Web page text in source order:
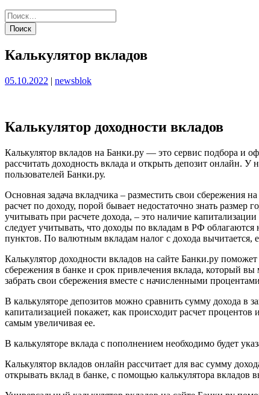
Калькулятор вкладов
Опубликовано
05.10.2022 | Опубликовано
newsblok
Калькулятор доходности вкладов
Калькулятор вкладов на Банки.ру — это сервис подбора и
рассчитать доходность вклада и открыть депозит онлайн.
пользователей Банки.ру.
Основная задача вкладчика – разместить свои сбережения
расчет по доходу, порой бывает недостаточно знать
учитывать при расчете дохода, – это наличие
следует учитывать, что доходы по вкладам в РФ
пунктов. По валютным вкладам налог с дохода вычитается,
Калькулятор доходности вкладов на сайте Банки.ру
сбережения в банке и срок привлечения вклада, который
забрать свои сбережения вместе с начисленными
В калькуляторе депозитов можно сравнить сумму дохода в
капитализацией покажет, как происходит расчет
самым увеличивая ее.
В калькуляторе вклада с пополнением необходимо будет
Калькулятор вкладов онлайн рассчитает для вас сумму
открывать вклад в банке, с помощью калькулятора вкладов